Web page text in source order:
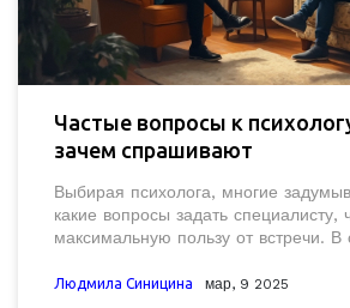
Частые вопросы к
зачем спрашивают
Выбирая психолога, многие
какие вопросы задать специалисту,
максимальную пользу от встречи. В
интересуют клиентов, и о чём они
Людмила Синицина мар, 9 2025